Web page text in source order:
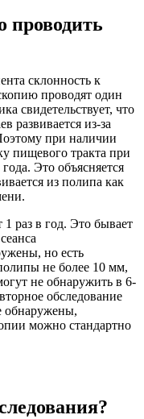
проводить
склонность к
проводят один
свидетельствует, что
развивается из-за
при наличии
пищевого тракта при
Это объясняется
из полипа как
раз в год. Это бывает
но есть
не более 10 мм,
не обнаружить в 6-
обследование
обнаружены,
можно стандартно